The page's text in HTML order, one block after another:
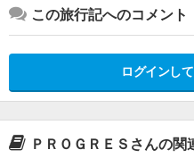
この旅行記へのコメント
ログインし
ＰＲＯＧＲＥＳさんの関